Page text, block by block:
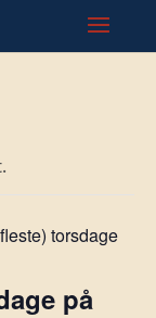
torsdage
på